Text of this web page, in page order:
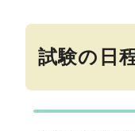
試験の日